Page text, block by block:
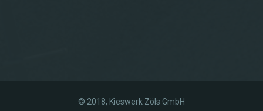
© 2018, Kieswerk Zöls GmbH